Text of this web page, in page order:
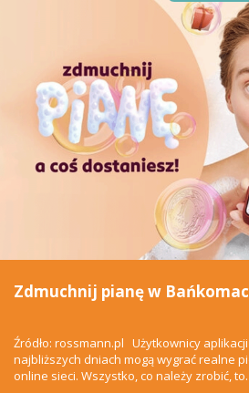
Zdmuchnij pianę w
Źródło: rossmann.pl Użytkownicy
najbliższych dniach mogą wygrać realne
online sieci. Wszystko, co należy zrobić,